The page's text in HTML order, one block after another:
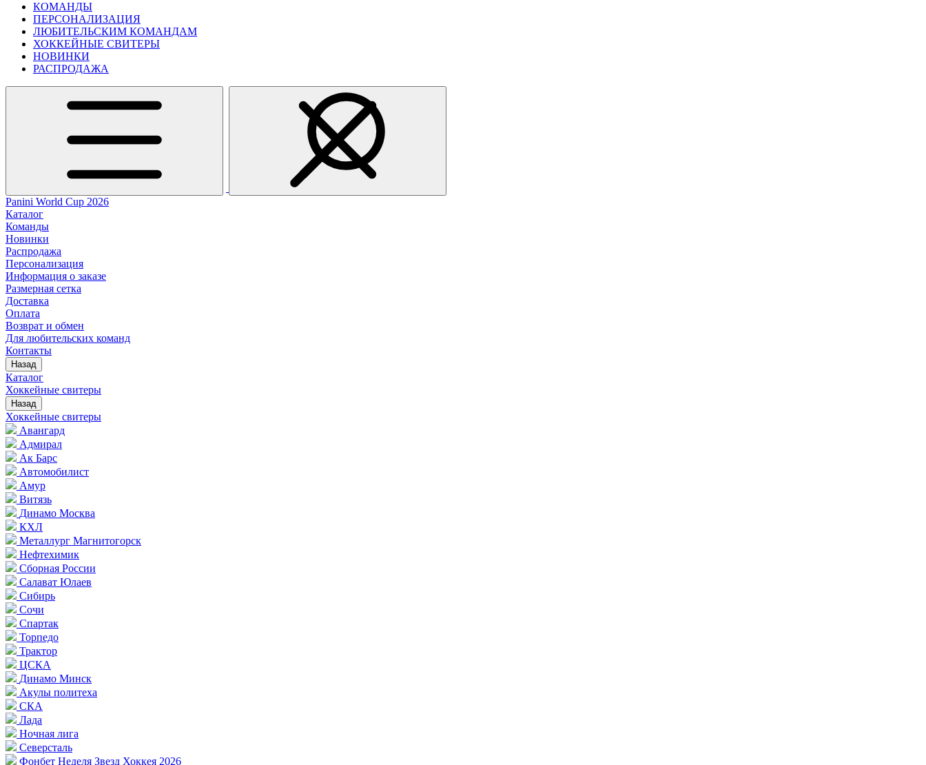
КОМАНДЫ
ПЕРСОНАЛИЗАЦИЯ
ЛЮБИТЕЛЬСКИМ КОМАНДАМ
ХОККЕЙНЫЕ СВИТЕРЫ
НОВИНКИ
РАСПРОДАЖА
Panini World Cup 2026
Каталог
Команды
Новинки
Распродажа
Персонализация
Информация о заказе
Размерная сетка
Доставка
Оплата
Возврат и обмен
Для любительских команд
Контакты
Назад
Каталог
Хоккейные свитеры
Назад
Хоккейные свитеры
Авангард
Адмирал
Ак Барс
Автомобилист
Амур
Витязь
Динамо Москва
КХЛ
Металлург Магнитогорск
Нефтехимик
Сборная России
Салават Юлаев
Сибирь
Сочи
Спартак
Торпедо
Трактор
ЦСКА
Динамо Минск
Акулы политеха
СКА
Лада
Ночная лига
Северсталь
Фонбет Неделя Звезд Хоккея 2026